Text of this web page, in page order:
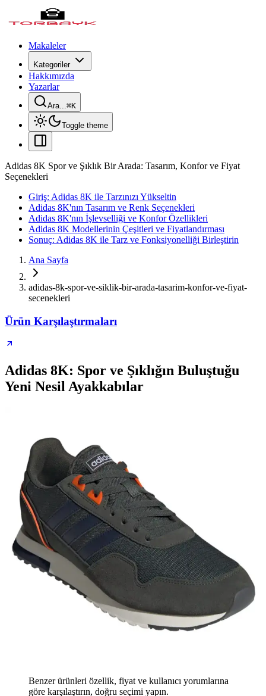
Makaleler
Kategoriler
Hakkımızda
Yazarlar
Ara...⌘K
Toggle theme
Adidas 8K Spor ve Şıklık Bir Arada: Tasarım, Konfor ve Fiyat
Seçenekleri
Giriş: Adidas 8K ile Tarzınızı Yükseltin
Adidas 8K'nın Tasarım ve Renk Seçenekleri
Adidas 8K'nın İşlevselliği ve Konfor Özellikleri
Adidas 8K Modellerinin Çeşitleri ve Fiyatlandırması
Sonuç: Adidas 8K ile Tarz ve Fonksiyonelliği Birleştirin
Ana Sayfa
adidas-8k-spor-ve-siklik-bir-arada-tasarim-konfor-ve-fiyat-
secenekleri
Ürün Karşılaştırmaları
Adidas 8K: Spor ve Şıklığın Buluştuğu
Yeni Nesil Ayakkabılar
Benzer ürünleri özellik, fiyat ve kullanıcı yorumlarına
göre karşılaştırın, doğru seçimi yapın.